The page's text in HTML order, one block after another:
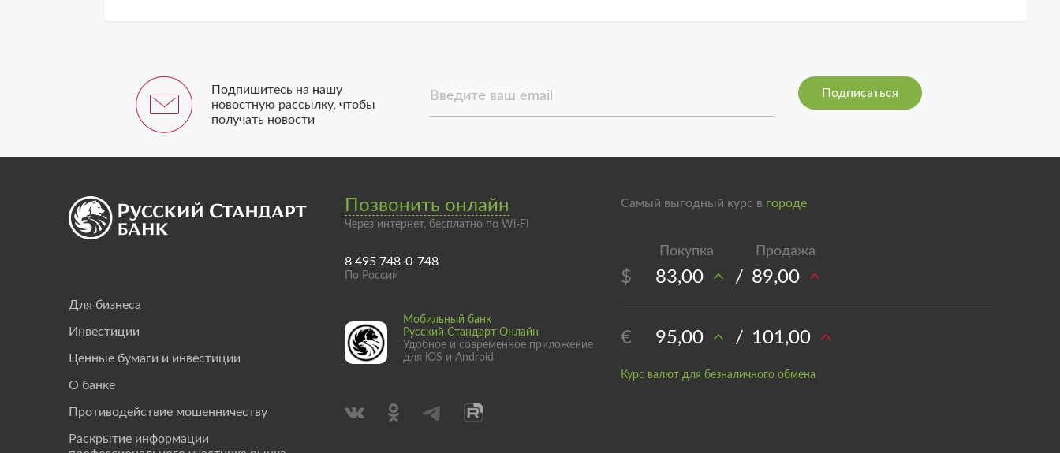
Подпишитесь на нашу
новостную рассылку, чтобы
получать новости
Введите ваш email
Позвонить онлайн
Через интернет, бесплатно по Wi-Fi
8 495 748-0-748
По России
Для бизнеса
Инвестиции
Ценные бумаги и инвестиции
О банке
Противодействие мошенничеству
Раскрытие информации
Мобильный банк
Русский Стандарт Онлайн
Удобное и современное приложение
для iOS и Android
Самый выгодный курс в городе
$ 83,00 / 89,00
€ 95,00 / 101,00
Курс валют для безналичного обмена